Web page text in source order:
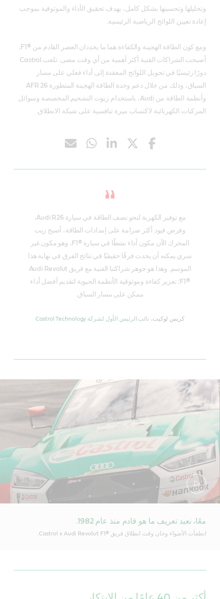
وتحليلها وتحسينها بشكل كامل، بهدف تحقيق الأداء والموثوقية بموجب
إعادة تعيين اللوائح الرياضية الرئيسية.
ومع كون الطاقة الهجينة والكفاءة هما ما يحددان العصر القادم من F1®‎،
أصبحت الشراكات الفنية أكثر أهمية من أي وقت مضى. تلعب Castrol
دورًا رئيسيًا في تحويل اللوائح المعقدة إلى أداء فعلي على مسار
السباق، وذلك من خلال دعم وحدة الطاقة الهجينة المتطورة AFR 26
وأنظمة الطاقة من Audi، باستخدام زيوت التشحيم المخصصة وسوائل
المركبات الكهربائية لاكتساب ميزة تنافسية على شبكة الانطلاق.
مع توفير الكهربة لنحو نصف الطاقة في سيارة Audi R26،
وفرض قيود أكثر صرامة على إمدادات الطاقة، أصبح زيت
المحرك الآن مكون أداء نشطًا في سيارة F1®‎، وهو مكون غير
سري يمكنه أن يحدث فرقًا حقيقيًا في نتائج الفرق في نهاية هذا
الموسم. وهذا هو جوهر شراكتنا الفنية مع فريق Audi Revolut
F1®‎؛ تعزيز كفاءة وموثوقية الأنظمة الحيوية لتقديم أفضل أداء
ممكن على مسار السباق.
كريس لوكيت، نائب الرئيس الأول لشركة Castrol Technology
معًا، نعيد تعريف ما هو قادم منذ عام 1982.
انطفأت الأضواء وحان وقت انطلاق فريق Castrol x Audi Revolut F1®‎.